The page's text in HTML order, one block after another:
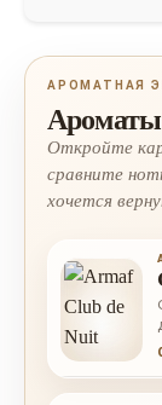
АРОМАТНАЯ
Ароматы
Откройте
сравните
хочется